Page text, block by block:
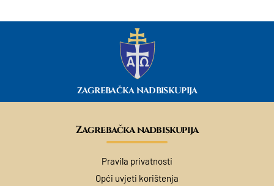
ZAGREBAČKA NADBISKUPIJA
Zagrebačka nadbiskupija
Pravila privatnosti
Opći uvjeti korištenja